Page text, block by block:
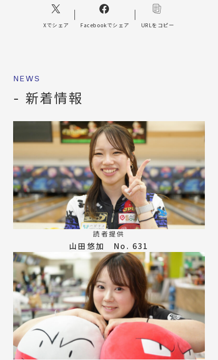
Xでシェア Facebookでシェア URLをコピー
NEWS
- 新着情報
読者提供
山田悠加 No. 631